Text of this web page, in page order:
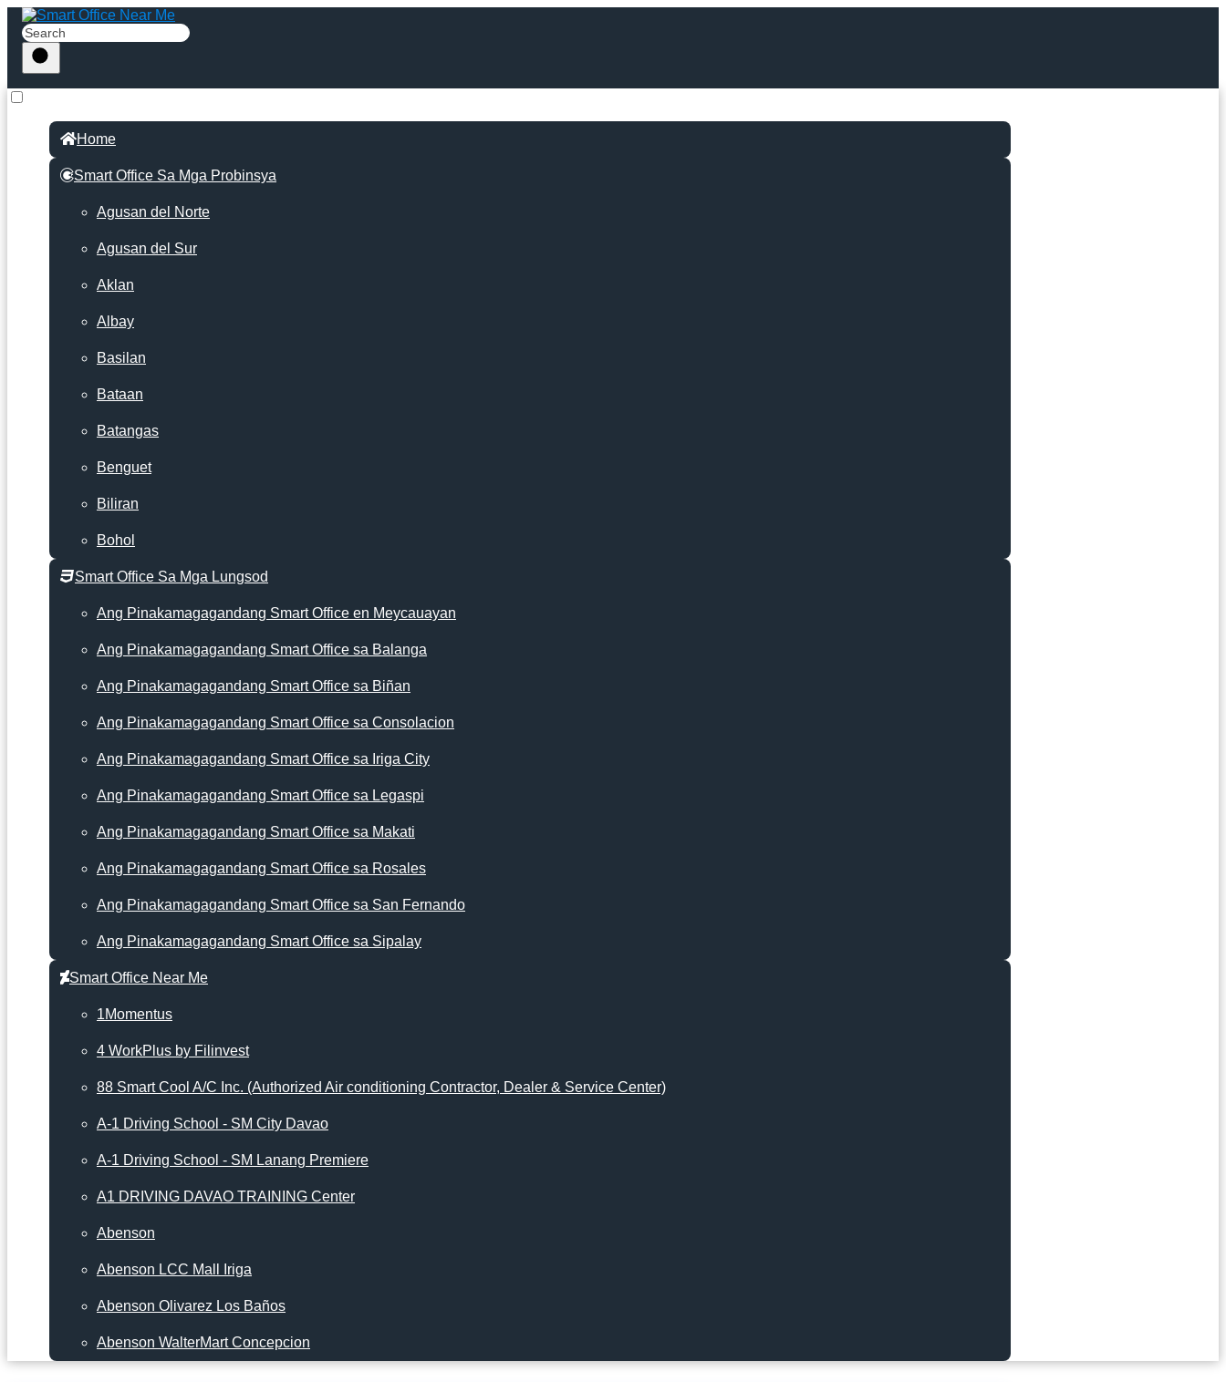
Home
Smart Office Sa Mga Probinsya
Agusan del Norte
Agusan del Sur
Aklan
Albay
Basilan
Bataan
Batangas
Benguet
Biliran
Bohol
Smart Office Sa Mga Lungsod
Ang Pinakamagagandang Smart Office en Meycauayan
Ang Pinakamagagandang Smart Office sa Balanga
Ang Pinakamagagandang Smart Office sa Biñan
Ang Pinakamagagandang Smart Office sa Consolacion
Ang Pinakamagagandang Smart Office sa Iriga City
Ang Pinakamagagandang Smart Office sa Legaspi
Ang Pinakamagagandang Smart Office sa Makati
Ang Pinakamagagandang Smart Office sa Rosales
Ang Pinakamagagandang Smart Office sa San Fernando
Ang Pinakamagagandang Smart Office sa Sipalay
Smart Office Near Me
1Momentus
4 WorkPlus by Filinvest
88 Smart Cool A/C Inc. (Authorized Air conditioning Contractor, Dealer & Service Center)
A-1 Driving School - SM City Davao
A-1 Driving School - SM Lanang Premiere
A1 DRIVING DAVAO TRAINING Center
Abenson
Abenson LCC Mall Iriga
Abenson Olivarez Los Baños
Abenson WalterMart Concepcion